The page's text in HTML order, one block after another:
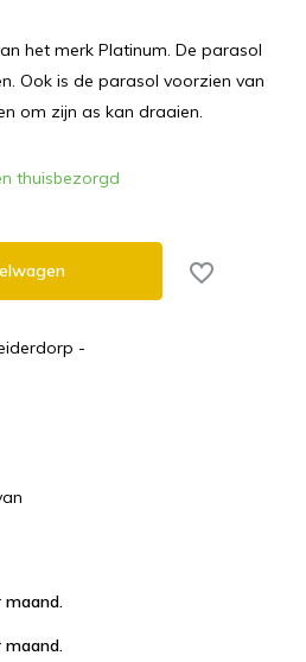
het merk Platinum. De parasol
Ook is de parasol voorzien van
om zijn as kan draaien.
thuisbezorgd
-
maand.
maand.